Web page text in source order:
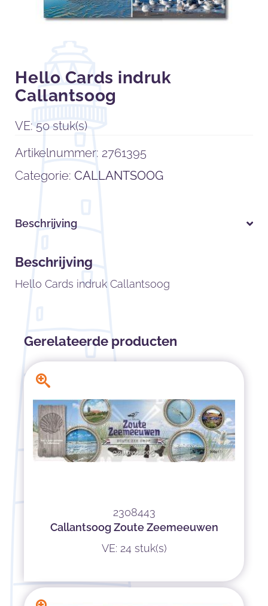
Hello Cards indruk
Callantsoog
VE: 50 stuk(s)
Artikelnummer: 2761395
Categorie:CALLANTSOOG
Beschrijving
Beschrijving
Hello Cards indruk Callantsoog
Gerelateerde producten
2308443
Callantsoog Zoute Zeemeeuwen
VE: 24 stuk(s)